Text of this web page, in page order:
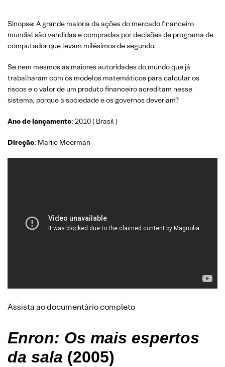
Sinopse: A grande maioria da ações do mercado financeiro
mundial são vendidas e compradas por decisões de programa de
computador que levam milésimos de segundo.
Se nem mesmos as maiores autoridades do mundo que já
trabalharam com os modelos matemáticos para calcular os
riscos e o valor de um produto financeiro acreditam nesse
sistema, porque a sociedade e os governos deveriam?
Ano de lançamento: 2010 ( Brasil )
Direção: Marije Meerman
Assista ao documentário completo
Enron: Os mais espertos
da sala (2005)